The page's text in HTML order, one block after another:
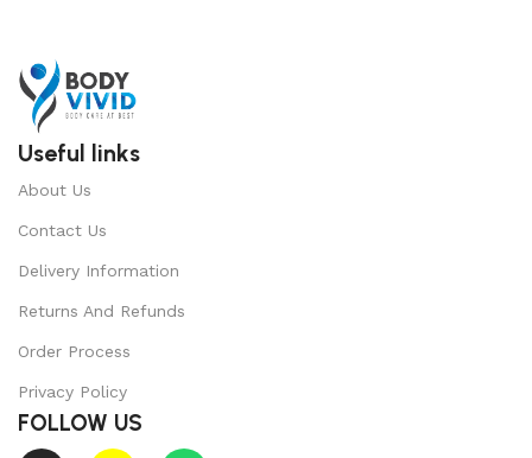
Useful links
About Us
Contact Us
Delivery Information
Returns And Refunds
Order Process
Privacy Policy
FOLLOW US